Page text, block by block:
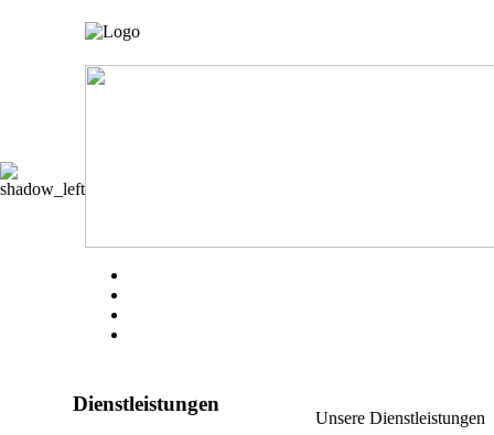
Dienstleistungen
Unsere Dienstleistungen